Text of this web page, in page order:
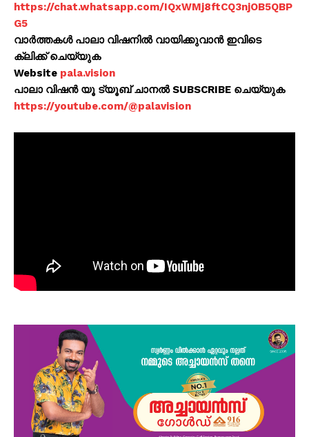
https://chat.whatsapp.com/IQxWMj8ftCQ3njOB5QBP
G5
വാർത്തകൾ പാലാ വിഷനിൽ വായിക്കുവാൻ ഇവിടെ
ക്ലിക്ക് ചെയ്യുക
Website pala.vision
പാലാ വിഷൻ യൂ ട്യൂബ് ചാനൽ SUBSCRIBE ചെയ്യുക
https://youtube.com/@palavision